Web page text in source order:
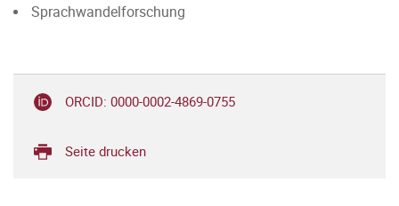
Sprachwandelforschung
ORCID: 0000-0002-4869-0755
Seite drucken